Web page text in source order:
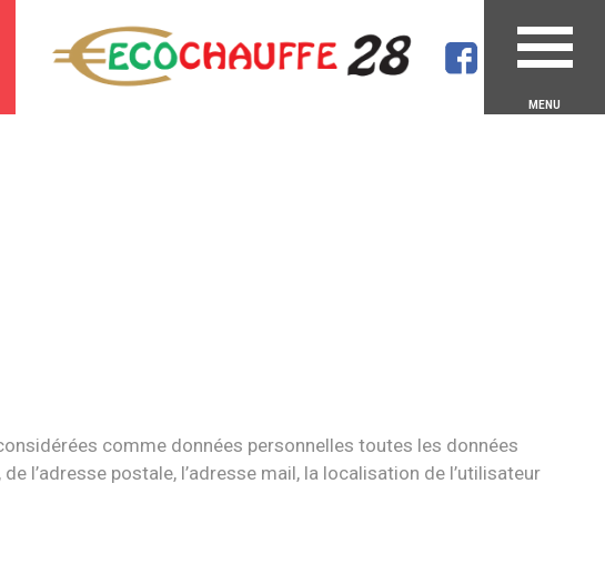
MENU
comme données personnelles toutes les données
l’adresse postale, l’adresse mail, la localisation de l’utilisateur